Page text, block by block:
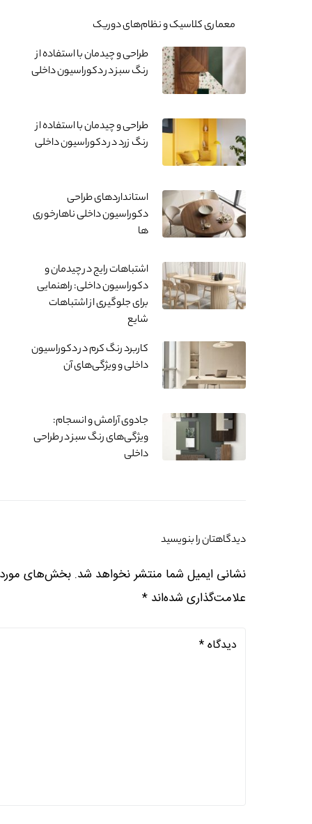
معماری کلاسیک و نظام‌های دوریک
طراحی و چیدمان با استفاده از
رنگ سبز در دکوراسیون داخلی
طراحی و چیدمان با استفاده از
رنگ زرد در دکوراسیون داخلی
استانداردهای طراحی
دکوراسیون داخلی ناهارخوری
ها
اشتباهات رایج در چیدمان و
دکوراسیون داخلی: راهنمایی
برای جلوگیری از اشتباهات
شایع
کاربرد رنگ کرم در دکوراسیون
داخلی و ویژگی‌های آن
جادوی آرامش و انسجام:
ویژگی‌های رنگ سبز در طراحی
داخلی
دیدگاهتان را بنویسید
نشانی ایمیل شما منتشر نخواهد شد. بخش‌های
علامت‌گذاری شده‌اند *